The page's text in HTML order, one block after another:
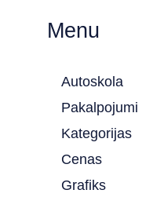
Menu
Autoskola
Pakalpojumi
Kategorijas
Cenas
Grafiks